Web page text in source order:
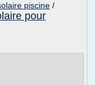
piscine /
pour